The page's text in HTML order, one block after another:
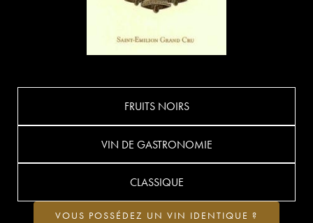
FRUITS NOIRS
VIN DE GASTRONOMIE
CLASSIQUE
VOUS POSSÉDEZ UN VIN IDENTIQUE ?